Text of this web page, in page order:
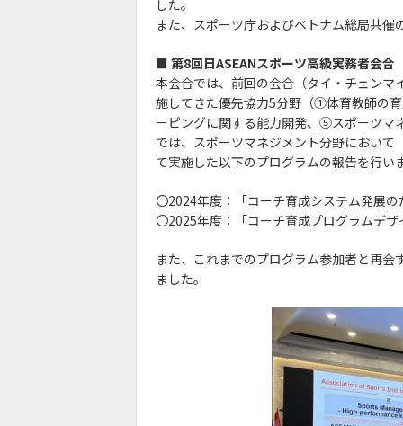
した。
また、スポーツ庁およびベトナム総局共
■ 第8回日ASEANスポーツ高級実務者会合
本会合では、前回の会合（タイ・チェンマ
施してきた優先協力5分野（①体育教師の
ーピングに関する能力開発、⑤スポーツマ
では、スポーツマネジメント分野におい
て実施した以下のプログラムの報告を行い
〇2024年度：「コーチ育成システム発展
〇2025年度：「コーチ育成プログラムデ
また、これまでのプログラム参加者と再
ました。